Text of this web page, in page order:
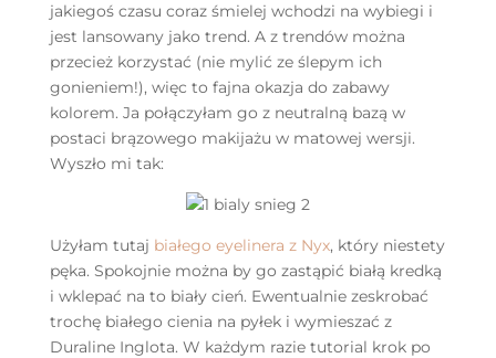
jakiegoś czasu coraz śmielej wchodzi na wybiegi i
jest lansowany jako trend. A z trendów można
przecież korzystać (nie mylić ze ślepym ich
gonieniem!), więc to fajna okazja do zabawy
kolorem. Ja połączyłam go z neutralną bazą w
postaci brązowego makijażu w matowej wersji.
Wyszło mi tak:
Użyłam tutaj białego eyelinera z Nyx, który niestety
pęka. Spokojnie można by go zastąpić białą kredką
i wklepać na to biały cień. Ewentualnie zeskrobać
trochę białego cienia na pyłek i wymieszać z
Duraline Inglota. W każdym razie tutorial krok po